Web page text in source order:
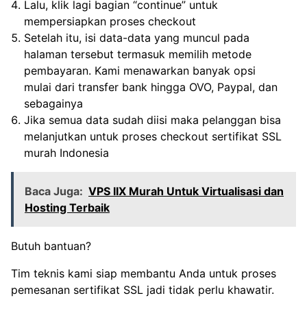
Lalu, klik lagi bagian “continue” untuk
mempersiapkan proses checkout
Setelah itu, isi data-data yang muncul pada
halaman tersebut termasuk memilih metode
pembayaran. Kami menawarkan banyak opsi
mulai dari transfer bank hingga OVO, Paypal, dan
sebagainya
Jika semua data sudah diisi maka pelanggan bisa
melanjutkan untuk proses checkout sertifikat SSL
murah Indonesia
Baca Juga: VPS IIX Murah Untuk Virtualisasi dan
Hosting Terbaik
Butuh bantuan?
Tim teknis kami siap membantu Anda untuk proses
pemesanan sertifikat SSL jadi tidak perlu khawatir.